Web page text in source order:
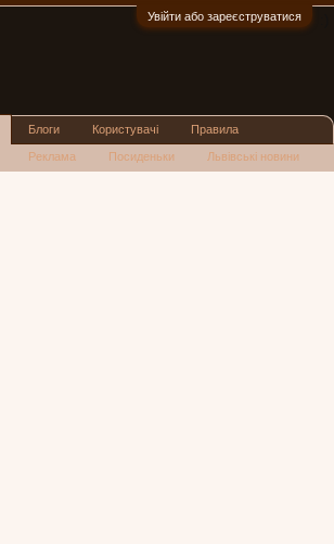
Увійти або зареєструватися
Блоги Користувачі Правила
Реклама Посиденьки Львівські новини